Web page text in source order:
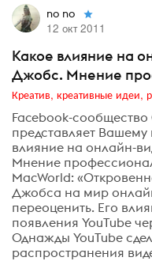
no no
12 окт 2011
Какое влияние на
Джобс. Мнение
Креатив, креативные идеи,
Facebook-
представляет
влияние на онлайн-
Мнение
MacWorld:
Джобса на мир
переоценить. Его
появления YouTube
Однажды YouTube
распространения